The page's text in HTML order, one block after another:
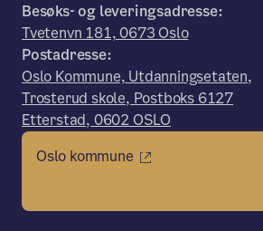
Besøks- og leveringsadresse:
Tvetenvn 181, 0673 Oslo
Postadresse:
Oslo Kommune, Utdanningsetaten,
Trosterud skole, Postboks 6127
Etterstad, 0602 OSLO
Oslo kommune